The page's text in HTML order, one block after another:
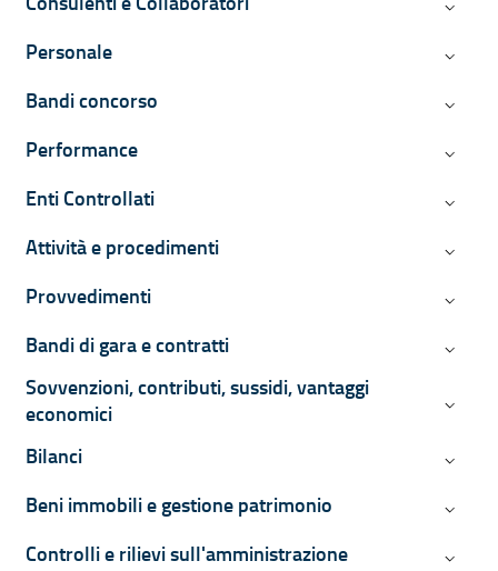
Personale
Bandi concorso Bandi
Performance
Enti Controllati Enti
Attività e procedimenti
Provvedimenti
Bandi di gara e contratti Bandi
Sovvenzioni, contributi, sussidi, vantaggi
economici
Bilanci Bilanci
Beni immobili e gestione patrimonio Beni
Controlli e rilievi sull'amministrazione